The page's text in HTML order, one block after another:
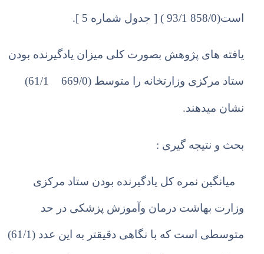
است(858/0 93/1 ) [ جدول شماره 5 ].
یافته های پژوهش بصورت کلی میزان یادگیرنده بودن
ستاد مرکزی وزارتخانه را متوسط (669/0 61/1)
نشان میدهند.
بحث و نتیجه گیری :
میانگین نمره کل یادگیرنده بودن ستاد مرکزی
وزارت بهاشت درمان وآموزش پزشکی در حد
متوسطی است که با نگاهی دقیقتر به این عدد (61/1)